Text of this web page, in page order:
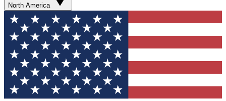
North America